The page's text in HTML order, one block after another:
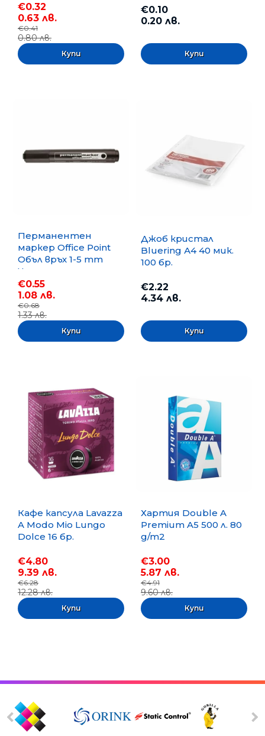
€0.32
0.63 лв.
€0.41
0.80 лв.
€0.10
0.20 лв.
Перманентен
маркер Office Point
Объл връх 1-5 mm
Черен
€0.55
1.08 лв.
€0.68
1.33 лв.
Джоб кристал
Bluering А4 40 мик.
100 бр.
€2.22
4.34 лв.
Кафе капсула Lavazza
A Modo Mio Lungo
Dolce 16 бр.
€4.80
9.39 лв.
€6.28
12.28 лв.
Хартия Double A
Premium A5 500 л. 80
g/m2
€3.00
5.87 лв.
€4.91
9.60 лв.